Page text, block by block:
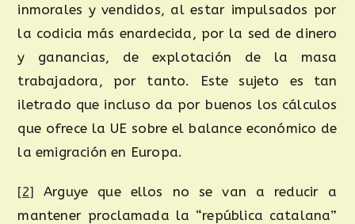
inmorales y vendidos, al estar impulsados por
la codicia más enardecida, por la sed de dinero
y ganancias, de explotación de la masa
trabajadora, por tanto. Este sujeto es tan
iletrado que incluso da por buenos los cálculos
que ofrece la UE sobre el balance económico de
la emigración en Europa.
[2] Arguye que ellos no se van a reducir a
mantener proclamada la “república catalana”